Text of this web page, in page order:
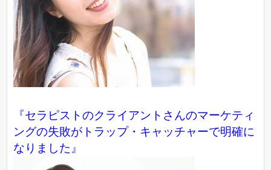
『セラピストのクライアントさんのマーケティ
ングの失敗がトラップ・キャッチャーで明確に
なりました』